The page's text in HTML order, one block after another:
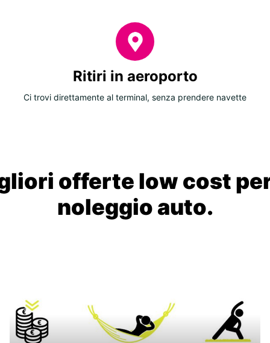
Ritiri in aeroporto
Ci trovi direttamente al terminal, senza prendere navette
offerte low cost
noleggio auto.